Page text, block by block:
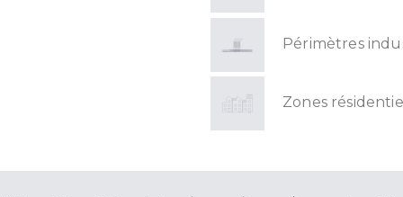
Périmètres
Zones